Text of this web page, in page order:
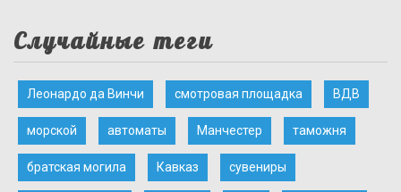
Случайные теги
Леонардо да Винчи смотровая площадка ВДВ
морской автоматы Манчестер таможня
братская могила Кавказ сувениры